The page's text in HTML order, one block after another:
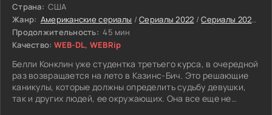
Страна: США
Жанр: Американские сериалы /Сериалы 2022 /Сериалы 2023
Продолжительность: 45 мин
Качество: WEB-DL, WEBRip
Белли Конклин уже студентка третьего курса, в очередной
раз возвращается на лето в Казинс-Бич. Это решающие
каникулы, которые должны определить судьбу девушки,
так и других людей, ее окружающих. Она все еще не